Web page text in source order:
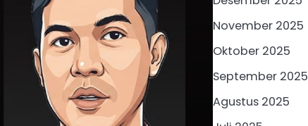
November 2025
Oktober 2025
September 2025
Agustus 2025